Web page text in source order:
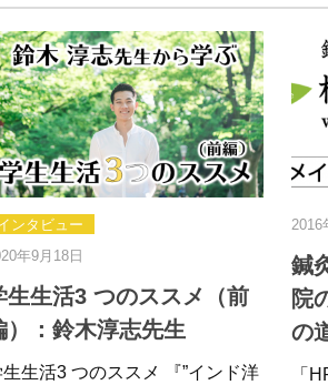
鍼灸
成功へ
新前編〜
効果がなか
もぐさとは？ 日本
もぐさを大紹介！
毎年のように日本人の平
更新されるくらい医療の